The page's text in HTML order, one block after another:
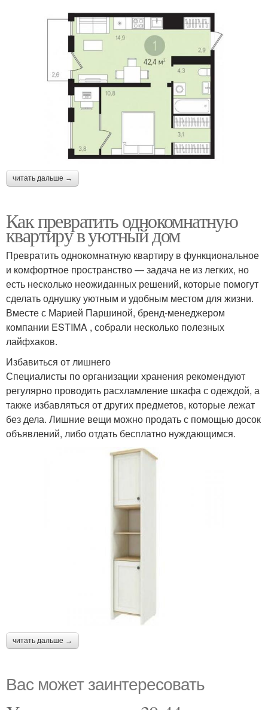
читать дальше →
Как превратить однокомнатную
квартиру в уютный дом
Превратить однокомнатную квартиру в функциональное
и комфортное пространство — задача не из легких, но
есть несколько неожиданных решений, которые помогут
сделать однушку уютным и удобным местом для жизни.
Вместе с Марией Паршиной, бренд-менеджером
компании ESTIMA , собрали несколько полезных
лайфхаков.
Избавиться от лишнего
Специалисты по организации хранения рекомендуют
регулярно проводить расхламление шкафа с одеждой, а
также избавляться от других предметов, которые лежат
без дела. Лишние вещи можно продать с помощью досок
объявлений, либо отдать бесплатно нуждающимся.
читать дальше →
Вас может заинтересовать